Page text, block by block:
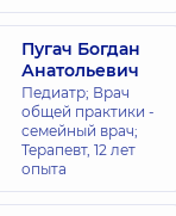
Пугач Богдан
Анатольевич
Педиатр; Врач
общей практики -
семейный врач;
Терапевт, 12 лет
опыта